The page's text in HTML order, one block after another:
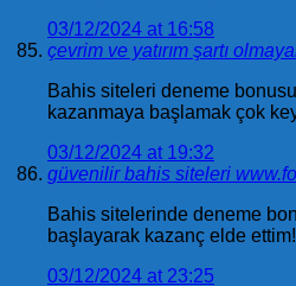
03/12/2024 at 16:58
çevrim ve yatırım şartı
Bahis siteleri deneme
kazanmaya başlamak çok
03/12/2024 at 19:32
güvenilir bahis siteleri
Bahis sitelerinde deneme
başlayarak kazanç elde ettim!
03/12/2024 at 23:25